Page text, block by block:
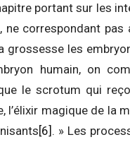
portant sur les
correspondant pas
grossesse les
humain, on
le scrotum qui
magique de la
[6] . » Les